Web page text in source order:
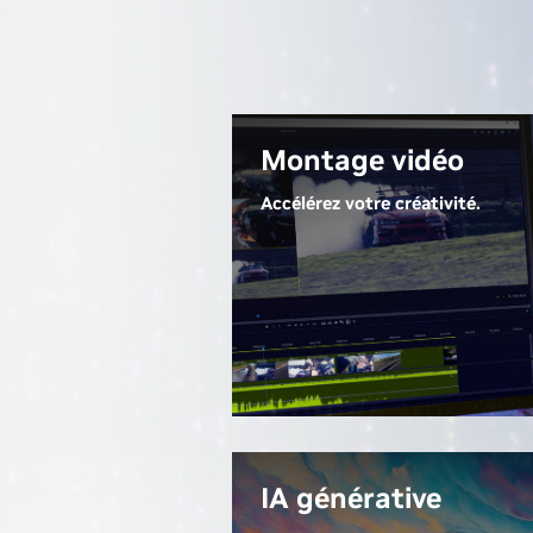
Montage vidéo
Accélérez votre créativité.
Grâce auxGPU GeForce RTX
série 50 , travaillez facilement
avec de la vidéo 4:2:2, sans avoir
besoin de proxies. Les
NVIDIA vous permettent
d'apporter directement des
accélèrent les effets optimisés
par l'IA et jusqu'à trois
dédiés procèdent à l'exportation
IA générative